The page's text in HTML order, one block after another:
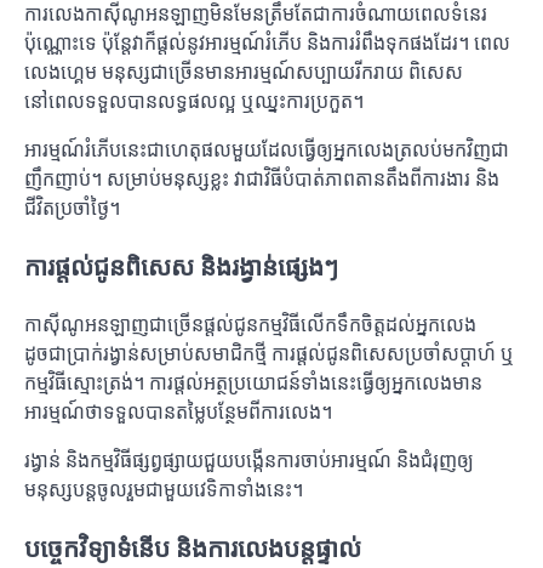
ការលេងកាស៊ីណូអនឡាញមិនមែនត្រឹមតែជាការចំណាយពេលទំនេរ
ប៉ុណ្ណោះទេ ប៉ុន្តែវាក៏ផ្តល់នូវអារម្មណ៍រំភើប និងការរំពឹងទុកផងដែរ។ ពេល
លេងហ្គេម មនុស្សជាច្រើនមានអារម្មណ៍សប្បាយរីករាយ ពិសេស
នៅពេលទទួលបានលទ្ធផលល្អ ឬឈ្នះការប្រកួត។
អារម្មណ៍រំភើបនេះជាហេតុផលមួយដែលធ្វើឲ្យអ្នកលេងត្រលប់មកវិញជា
ញឹកញាប់។ សម្រាប់មនុស្សខ្លះ វាជាវិធីបំបាត់ភាពតានតឹងពីការងារ និង
ជីវិតប្រចាំថ្ងៃ។
ការផ្តល់ជូនពិសេស និងរង្វាន់ផ្សេងៗ
កាស៊ីណូអនឡាញជាច្រើនផ្តល់ជូនកម្មវិធីលើកទឹកចិត្តដល់អ្នកលេង
ដូចជាប្រាក់រង្វាន់សម្រាប់សមាជិកថ្មី ការផ្តល់ជូនពិសេសប្រចាំសប្តាហ៍ ឬ
កម្មវិធីស្មោះត្រង់។ ការផ្តល់អត្ថប្រយោជន៍ទាំងនេះធ្វើឲ្យអ្នកលេងមាន
អារម្មណ៍ថាទទួលបានតម្លៃបន្ថែមពីការលេង។
រង្វាន់ និងកម្មវិធីផ្សព្វផ្សាយជួយបង្កើនការចាប់អារម្មណ៍ និងជំរុញឲ្យ
មនុស្សបន្តចូលរួមជាមួយវេទិកាទាំងនេះ។
បច្ចេកវិទ្យាទំនើប និងការលេងបន្តផ្ទាល់